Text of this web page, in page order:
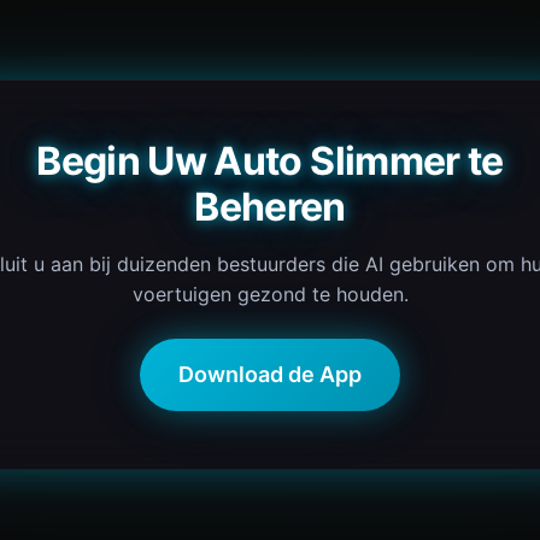
Begin Uw Auto Slimmer te
Beheren
u aan bij duizenden bestuurders die AI gebruiken om
voertuigen gezond te houden.
Download de App